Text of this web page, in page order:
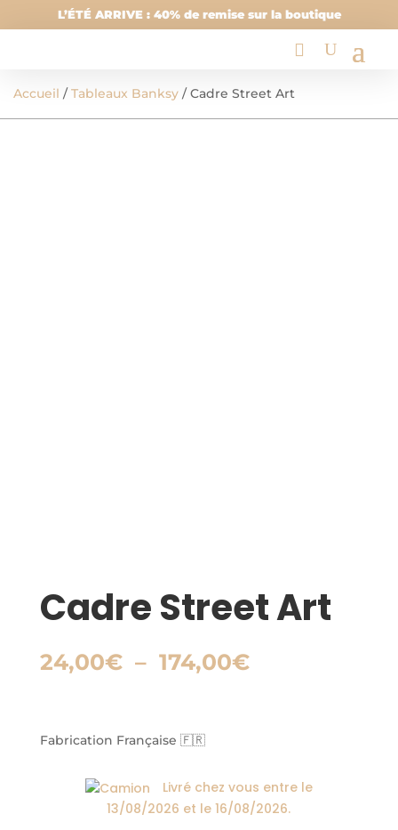
L’ÉTÉ ARRIVE : 40% de remise sur la boutique
Accueil /Tableaux Banksy / Cadre Street Art
Cadre Street Art
24,00€ – 174,00€Plage
Fabrication Française 🇫🇷
Livré chez vous entre le
13/08/2026 et le16/08/2026.